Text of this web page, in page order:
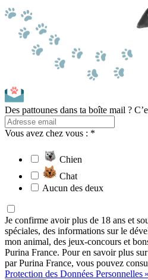
Des pattounes dans ta boîte mail ?
Vous avez chez vous : *
Chien
Chat
Aucun des deux
Je confirme avoir plus de 18 ans et
spéciales, des informations sur le
mon animal, des jeux-concours et
Purina France. Pour en savoir plus
par Purina France, vous pouvez
Protection des Données Personnelles »